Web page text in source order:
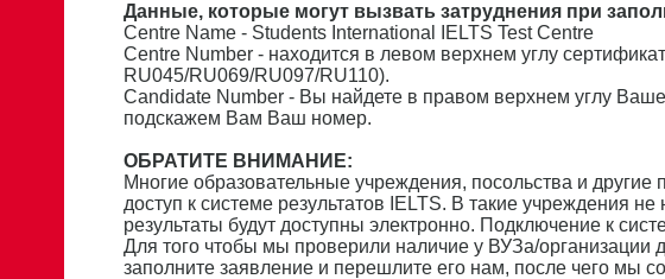
Данные, которые могут вызвать затруднения при
Сentre Name - Students International IELTS Test Centre
Centre Number - находится в левом верхнем углу
RU045/RU069/RU097/RU110).
Candidate Number - Вы найдете в правом верхнем углу
подскажем Вам Ваш номер.
ОБРАТИТЕ ВНИМАНИЕ:
Многие образовательные учреждения, посольства и
доступ к системе результатов IELTS. В такие учреждения
результаты будут доступны электронно. Подключение к
Для того чтобы мы проверили наличие у ВУЗа/организации
заполните заявление и перешлите его нам, после чего мы